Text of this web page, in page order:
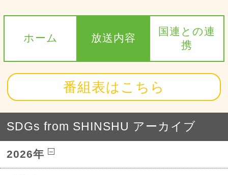
ホーム 放送内容
国連との連
携
番組表はこちら
SDGs from SHINSHU アーカイブ
2026年